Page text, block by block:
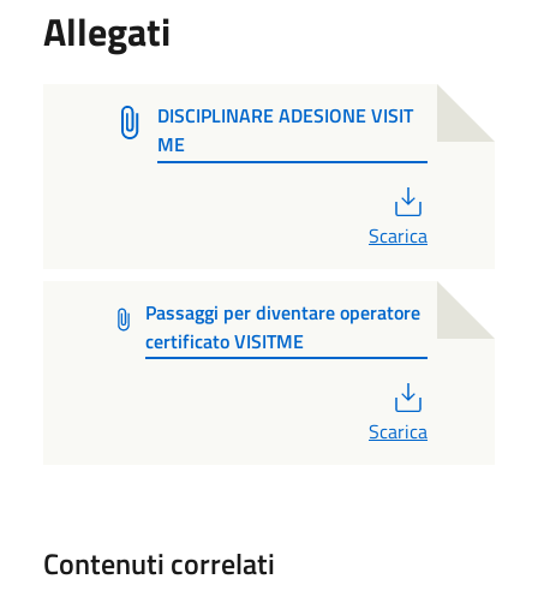
Allegati
DISCIPLINARE ADESIONE VISIT
ME
Scarica
Passaggi per diventare operatore
certificato VISITME
Scarica
Contenuti correlati